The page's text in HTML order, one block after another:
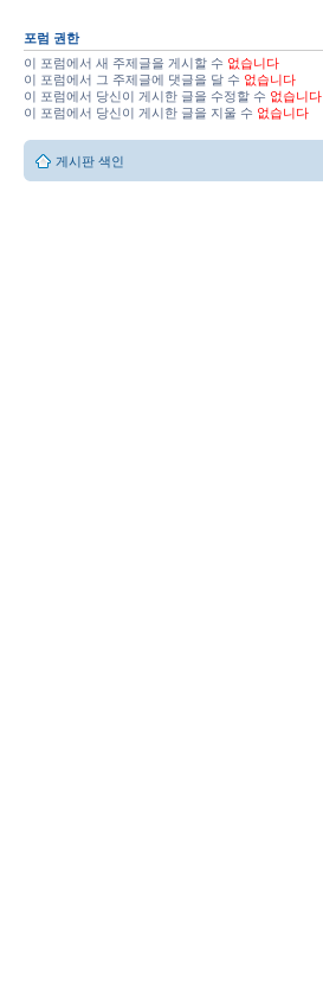
포럼 권한
이 포럼에서 새 주제글을 게시할 수 없습니다
이 포럼에서 그 주제글에 댓글을 달 수 없습니다
이 포럼에서 당신이 게시한 글을 수정할 수 없습니다
이 포럼에서 당신이 게시한 글을 지울 수 없습니다
게시판 색인